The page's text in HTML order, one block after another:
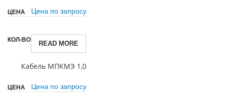
Цена по запросу
READ MORE
Кабель МПКМЭ 1,0
Цена по запросу